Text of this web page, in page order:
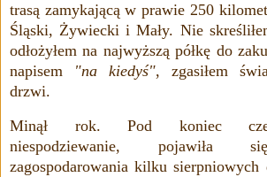
trasą zamykającą w prawie 250
Śląski, Żywiecki i Mały. Nie
odłożyłem na najwyższąpółkę do
napisem "na kiedyś", zgasiłem
drzwi.
Minął rok.Pod koniec
niespodziewanie, pojawiła
zagospodarowania kilku sierpniowych